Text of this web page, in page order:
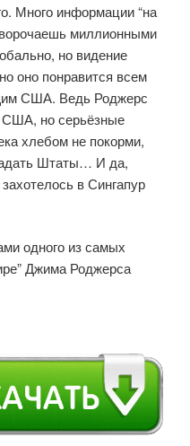
Много информации “на
ворочаешь миллионными
но видение
оно понравится всем
США. Ведь Роджерс
США, но серьёзные
хлебом не покорми,
Штаты… И да,
захотелось в Сингапур
одного из самых
Джима Роджерса